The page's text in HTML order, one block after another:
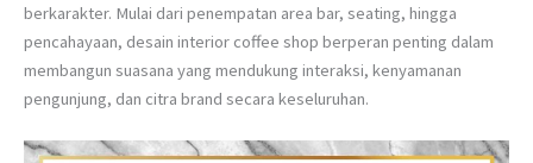
berkarakter. Mulai dari penempatan area bar, seating, hingga
pencahayaan, desain interior coffee shop berperan penting dalam
membangun suasana yang mendukung interaksi, kenyamanan
pengunjung, dan citra brand secara keseluruhan.